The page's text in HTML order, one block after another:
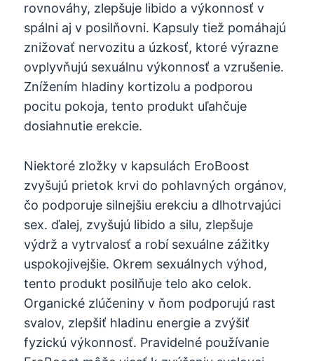
rovnováhy, zlepšuje libido a výkonnosť v
spálni aj v posilňovni. Kapsuly tiež pomáhajú
znižovať nervozitu a úzkosť, ktoré výrazne
ovplyvňujú sexuálnu výkonnosť a vzrušenie.
Znížením hladiny kortizolu a podporou
pocitu pokoja, tento produkt uľahčuje
dosiahnutie erekcie.
Niektoré zložky v kapsulách EroBoost
zvyšujú prietok krvi do pohlavných orgánov,
čo podporuje silnejšiu erekciu a dlhotrvajúci
sex. ďalej, zvyšujú libido a silu, zlepšuje
výdrž a vytrvalosť a robí sexuálne zážitky
uspokojivejšie. Okrem sexuálnych výhod,
tento produkt posilňuje telo ako celok.
Organické zlúčeniny v ňom podporujú rast
svalov, zlepšiť hladinu energie a zvýšiť
fyzickú výkonnosť. Pravidelné používanie